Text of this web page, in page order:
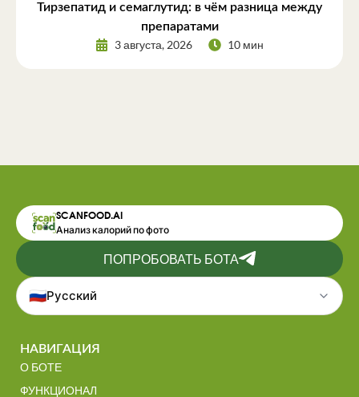
Тирзепатид и семаглутид: в чём разница между
препаратами
3 августа, 2026 10 мин
SCANFOOD.AI
Анализ калорий по фото
ПОПРОБОВАТЬ БОТА
🇷🇺Русский
НАВИГАЦИЯ
О БОТЕ
ФУНКЦИОНАЛ